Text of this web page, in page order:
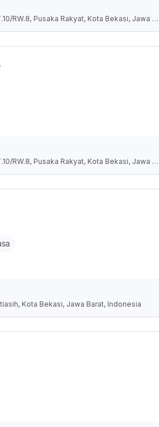
RW.8, Pusaka Rakyat, Kota Bekasi, Jawa Ba
RW.8, Pusaka Rakyat, Kota Bekasi, Jawa Ba
Kota Bekasi, Jawa Barat, Indonesia